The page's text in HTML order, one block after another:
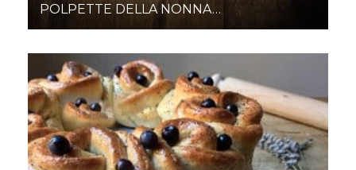
POLPETTE DELLA NONNA…